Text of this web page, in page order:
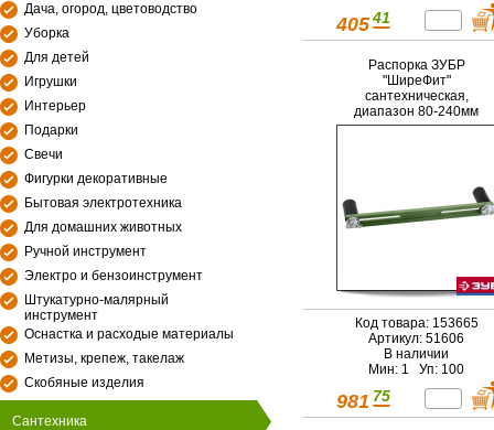
Дача, огород, цветоводство
Уборка
Для детей
Игрушки
Интерьер
Подарки
Свечи
Фигурки декоративные
Бытовая электротехника
Для домашних животных
Ручной инструмент
Электро и бензоинструмент
Штукатурно-малярный
инструмент
Оснастка и расходые материалы
Метизы, крепеж, такелаж
Скобяные изделия
Сантехника
405 41
Распорка ЗУБР
"ШиреФит"
сантехническая,
диапазон 80-240мм
Код товара: 153665
Артикул: 51606
В наличии
Мин: 1 Уп: 100
981 75